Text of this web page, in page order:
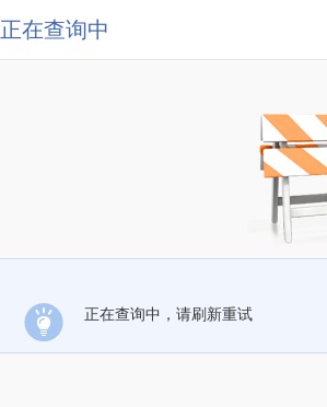
正在查询中
正在查询中，请刷新重试